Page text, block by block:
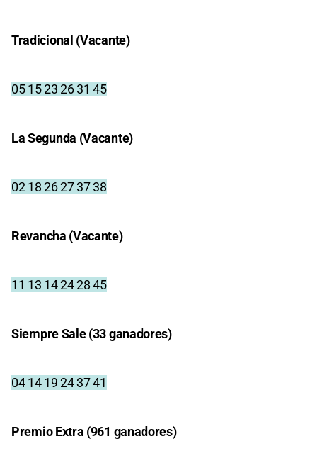
Tradicional (Vacante)
05 15 23 26 31 45
La Segunda (Vacante)
02 18 26 27 37 38
Revancha (Vacante)
11 13 14 24 28 45
Siempre Sale (33 ganadores)
04 14 19 24 37 41
Premio Extra (961 ganadores)